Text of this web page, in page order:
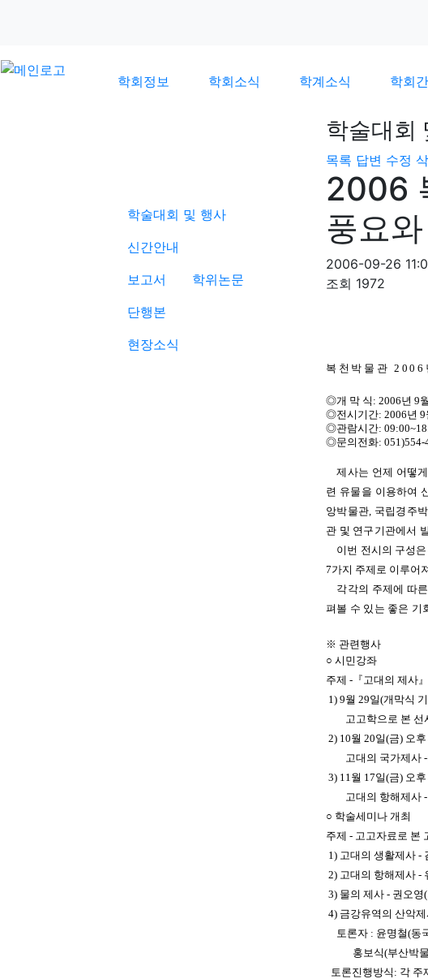
학회정보 학회소식 학계소식 학회
학술대회 및 행사
신간안내
보고서
학위논문
단행본
현장소식
학술대회
목록 답변 수정
2006
풍요
2006-09-26
조회 1972
복천박물관
◎개 막 식: 2006년 9
◎전시기간: 2006년 9
◎관람시간:
◎문의전화: 051)554-
제사는 언제 어떻
련 유물을 이용하여
앙박물관, 국립경주
관 및 연구기관에서
이번 전시의 구성
7가지 주제로 이루어
각각의 주제에 따
펴볼 수 있는 좋은 기
※ 관련행사
○ 시민강좌
주제 - 『고대의 제사』
1) 9월 29일(개막식
고고학으로 본 선
2) 10월 20일(금) 오후
고대의 국가제사
3) 11월 17일(금) 오후
고대의 항해제사
○ 학술세미나 개최
주제 - 고고자료로 본
1) 고대의 생활제사 -
2) 고대의 항해제사 -
3) 물의 제사 - 권오
4) 금강유역의 산악
토론자 : 윤명철(동
홍보식(부산박물
토론진행방식: 각 주